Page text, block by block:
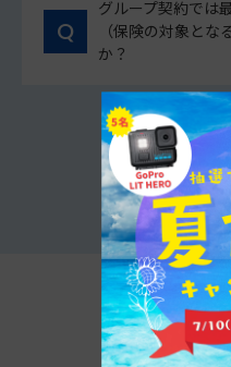
グループ契約では
（保険の対象と
か？
他のよく